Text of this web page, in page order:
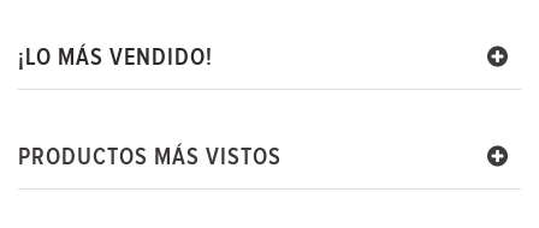
¡LO MÁS VENDIDO!
PRODUCTOS MÁS VISTOS